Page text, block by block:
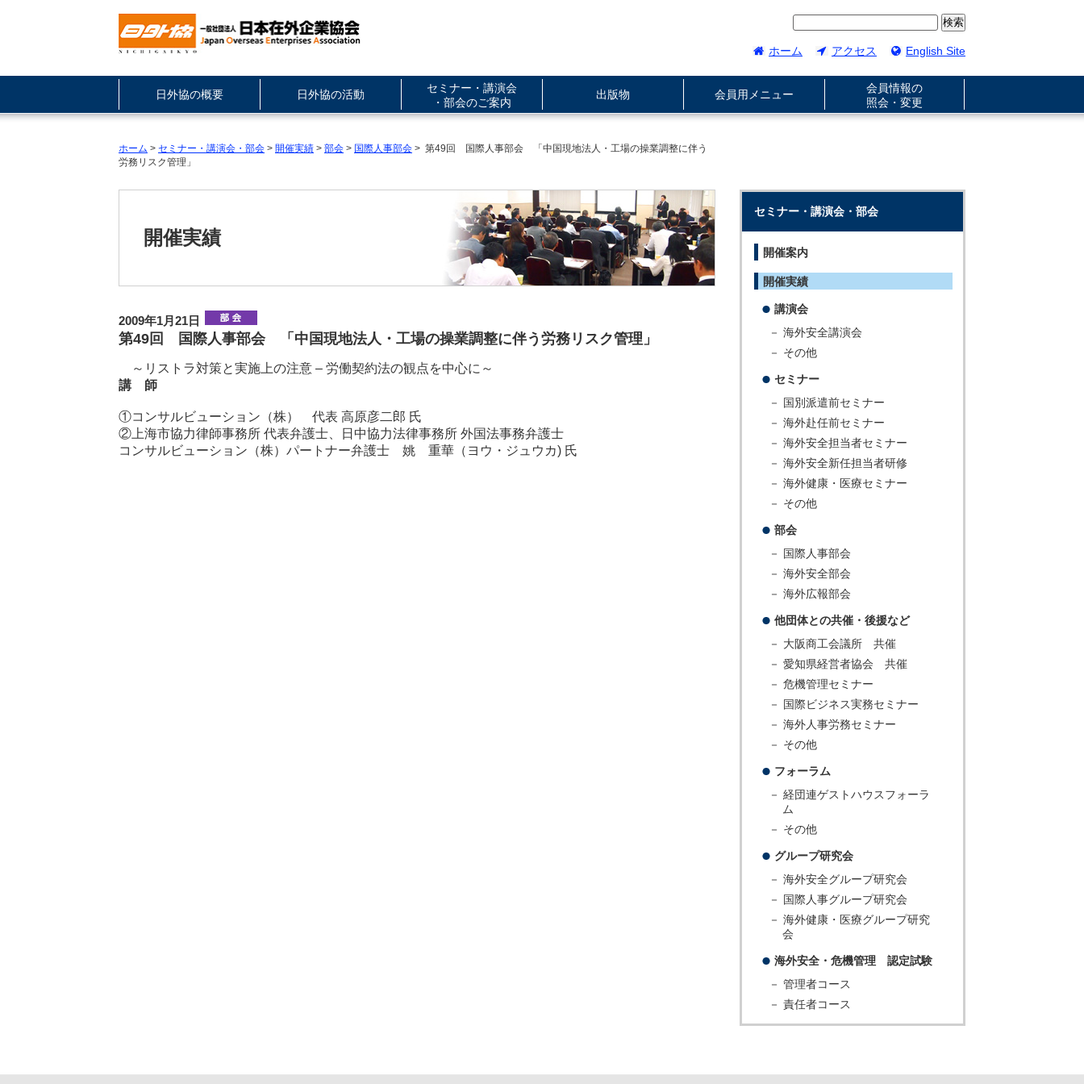
ホーム アクセス English Site
日外協の概要 日外協の活動
セミナー・講演会
・部会のご案内
出版物 会員用メニュー
会員情報の
照会・変更
ホーム > セミナー・講演会・部会 > 開催実績 > 部会 > 国際人事部会 > 第49回 国際人事部会 「中国現地法人・工場の操業調整に伴う
労務リスク管理」
開催実績
2009年1月21日
第49回 国際人事部会 「中国現地法人・工場の操業調整に伴う労務リスク管理」
～リストラ対策と実施上の注意 – 労働契約法の観点を中心に～
講 師
①コンサルビューション（株） 代表 高原彦二郎 氏
②上海市協力律師事務所 代表弁護士、日中協力法律事務所 外国法事務弁護士
コンサルビューション（株）パートナー弁護士 姚 重華（ヨウ・ジュウカ) 氏
セミナー・講演会・部会
開催案内
開催実績
講演会
－ 海外安全講演会
－ その他
セミナー
－ 国別派遣前セミナー
－ 海外赴任前セミナー
－ 海外安全担当者セミナー
－ 海外安全新任担当者研修
－ 海外健康・医療セミナー
－ その他
部会
－ 国際人事部会
－ 海外安全部会
－ 海外広報部会
他団体との共催・後援など
－ 大阪商工会議所 共催
－ 愛知県経営者協会 共催
－ 危機管理セミナー
－ 国際ビジネス実務セミナー
－ 海外人事労務セミナー
－ その他
フォーラム
－ 経団連ゲストハウスフォーラ
ム
－ その他
グループ研究会
－ 海外安全グループ研究会
－ 国際人事グループ研究会
－ 海外健康・医療グループ研究
会
海外安全・危機管理 認定試験
－ 管理者コース
－ 責任者コース